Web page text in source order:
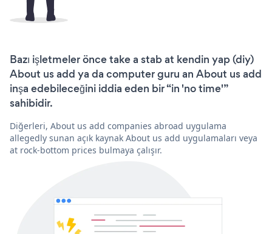
Bazı işletmeler önce take a stab at kendin yap (diy)
About us add ya da computer guru an About us add
inşa edebileceğini iddia eden bir “in 'no time'”
sahibidir.
Diğerleri, About us add companies abroad uygulama
allegedly sunan açık kaynak About us add uygulamaları veya
at rock-bottom prices bulmaya çalışır.